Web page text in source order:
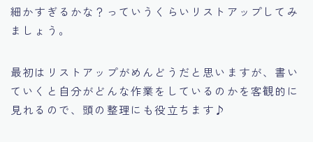
細かすぎるかな？っていうくらいリストアップしてみ
ましょう。
最初はリストアップがめんどうだと思いますが、書い
ていくと自分がどんな作業をしているのかを客観的に
見れるので、頭の整理にも役立ちます♪